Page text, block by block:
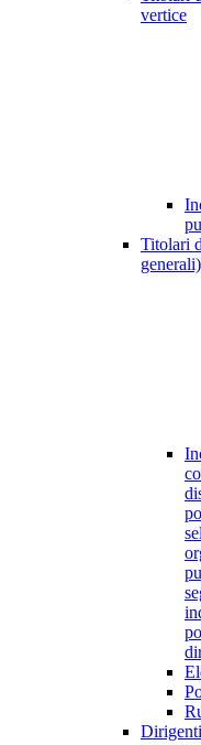
vertice
Titolari
generali)